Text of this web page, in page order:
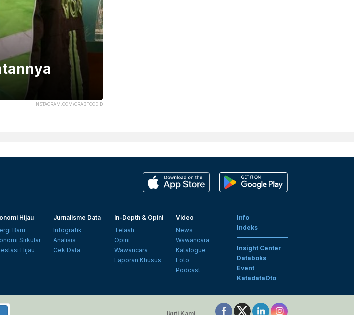
INSTAGRAM.COM/GRABFOODID
Hijau
Baru
Sirkular
Hijau
Jurnalisme Data
Infografik
Analisis
Cek Data
In-Depth & Opini
Telaah
Opini
Wawancara
Laporan Khusus
Video
News
Wawancara
Katalogue
Foto
Podcast
Info
Indeks
Insight Center
Databoks
Event
KatadataOto